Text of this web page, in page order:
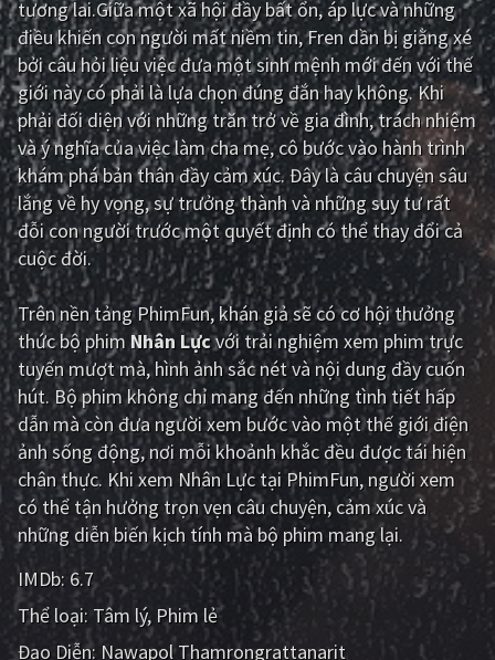
Giật gân Gia đình
Bí ẩn Lịch sử
Viễn Tây Tiểu sử
GameShow DramaTV
QUỐC GIA
Âu - Mỹ Trung Quốc - Hồng Kông
Hàn Quốc Nhật Bản
Ấn Độ Việt Nam
Tổng hợp
CẬP NHẬT
PHIM MỚI
PHIM BỘ
PHIM LẺ
PHIM CHIẾU RẠP
tương lai.Giữa một xã hội đầy bất ổn, áp lực và những
điều khiến con người mất niềm tin, Fren dần bị giằng xé
bởi câu hỏi liệu việc đưa một sinh mệnh mới đến với thế
giới này có phải là lựa chọn đúng đắn hay không. Khi
phải đối diện với những trăn trở về gia đình, trách nhiệm
và ý nghĩa của việc làm cha mẹ, cô bước vào hành trình
khám phá bản thân đầy cảm xúc. Đây là câu chuyện sâu
lắng về hy vọng, sự trưởng thành và những suy tư rất
đỗi con người trước một quyết định có thể thay đổi cả
cuộc đời.
Trên nền tảngPhimFun, khán giả sẽ có cơ hội thưởng
thức bộ phimNhân Lựcvới trải nghiệm xem phim trực
tuyến mượt mà, hình ảnh sắc nét và nội dung đầy cuốn
hút. Bộ phim không chỉ mang đến những tình tiết hấp
dẫn mà còn đưa người xem bước vào một thế giới điện
ảnh sống động, nơi mỗi khoảnh khắc đều được tái hiện
chân thực. Khi xem Nhân Lực tại PhimFun, người xem
có thể tận hưởng trọn vẹn câu chuyện, cảm xúc và
những diễn biến kịch tính mà bộ phim mang lại.
IMDb: 6.7
Thể loại: Tâm lý Phim lẻ
Đạo Diễn: Nawapol Thamrongrattanarit